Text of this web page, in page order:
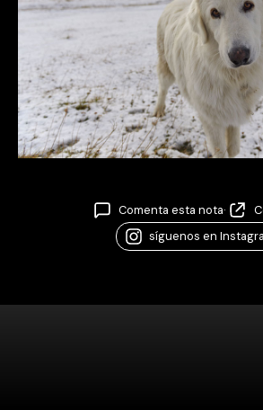
Comenta esta nota·
síguenos en